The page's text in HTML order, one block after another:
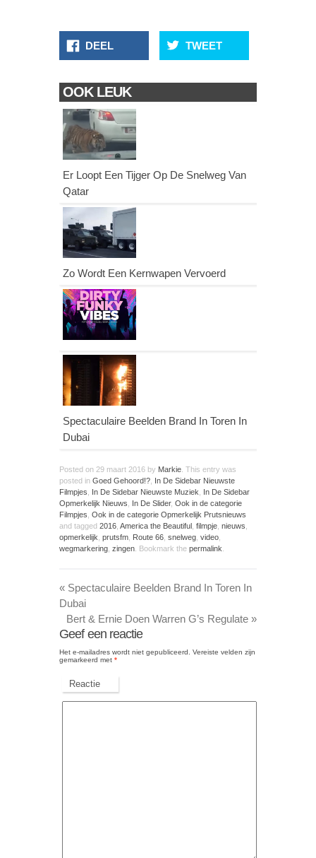
DEEL TWEET
OOK LEUK
Er Loopt Een Tijger Op De Snelweg Van
Qatar
Zo Wordt Een Kernwapen Vervoerd
Spectaculaire Beelden Brand In Toren In
Dubai
Posted on 29 maart 2016 by Markie . This entry was
posted in Goed Gehoord!? In De Sidebar Nieuwste
Filmpjes
In De Sidebar Nieuwste Muziek
In De Sidebar
Opmerkelijk Nieuws
In De Slider, Ook in de categorie
Filmpjes Ook in de categorie Opmerkelijk Prutsnieuws
and tagged 2016 America the Beautiful filmpje nieuws
opmerkelijk prutsfm Route 66 snelweg video
wegmarkering zingen . Bookmark the permalink
« Spectaculaire Beelden Brand In Toren In
Dubai
Bert & Ernie Doen Warren G’s Regulate »
Geef een reactie
Het e-mailadres wordt niet gepubliceerd.
Vereiste velden zijn
gemarkeerd met *
Reactie